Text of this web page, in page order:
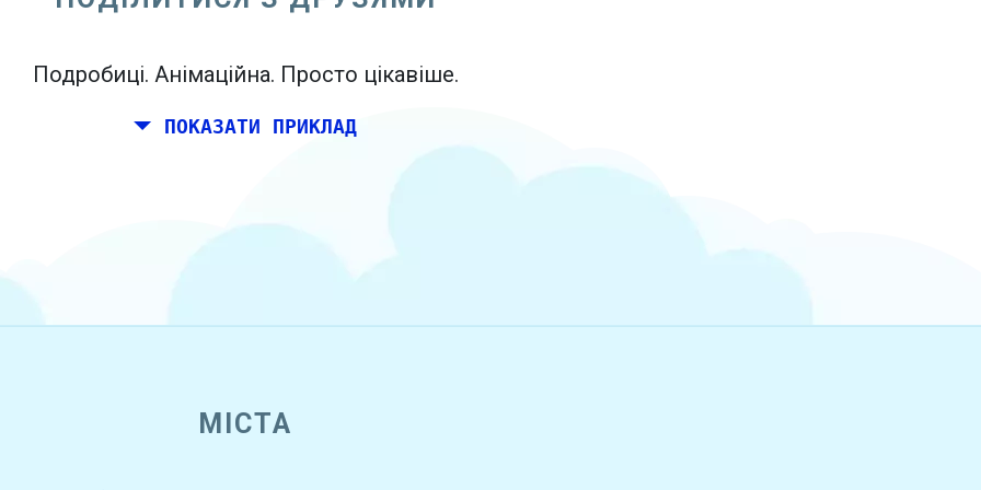
Подробиці. Анімаційна. Просто цікавіше.
ПОКАЗАТИ ПРИКЛАД
МІСТА